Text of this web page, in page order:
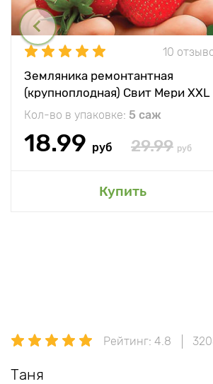
10
Земляника ремонтантная
(крупноплодная) Свит Мери XXL
Кол-во в упаковке: 5 саж
18.99 руб 29.99 руб
Купить
Рейтинг: 4.8
Таня